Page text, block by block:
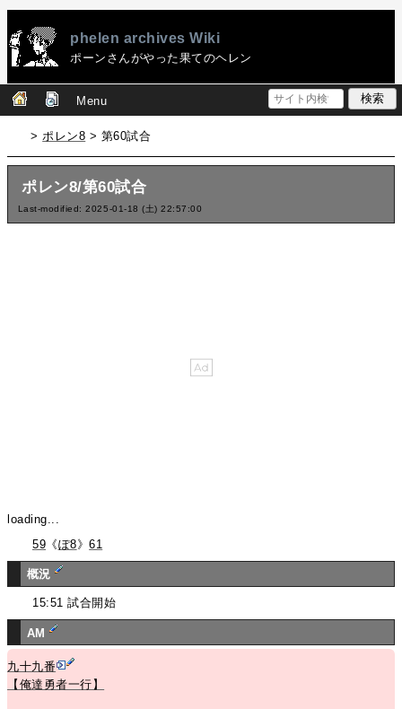
phelen archives Wiki
ポーンさんがやった果てのヘレン
Menu
>ポレン8 > 第60試合
ポレン8/第60試合
Last-modified: 2025-01-18 (土) 22:57:00
loading...
59 《ぽ8》61
概況
15:51 試合開始
AM
九十九番
【俺達勇者一行】